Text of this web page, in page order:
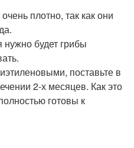
плотно, так как они
нужно будет грибы
поставьте в
2-х месяцев. Как это
готовы к